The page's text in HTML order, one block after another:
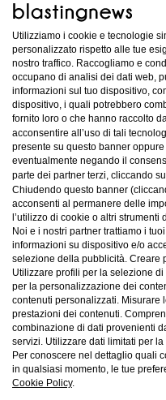
Sorrentino
Utilizziamo i cookie e tecnologie
personalizzato rispetto alle tue
nostro traffico. Raccogliamo e
occupano di analisi dei dati web,
informazioni sul tuo dispositivo,
dispositivo, i quali potrebbero
fornito loro o che hanno raccolto
acconsentire all’uso di tali
presente su questo banner
eventualmente negando il
parte dei partner terzi, cliccando
Chiudendo questo banner
acconsenti al permanere delle
l’utilizzo di cookie o altri
Noi e i nostri partner trattiamo i
informazioni su dispositivo e/o
selezione della pubblicità. Creare
Utilizzare profili per la selezione
per la personalizzazione dei
contenuti personalizzati. Misurare
prestazioni dei contenuti.
combinazione di dati provenienti
servizi. Utilizzare dati limitati per
Per conoscere nel dettaglio quali
in qualsiasi momento, le tue
Cookie Policy.